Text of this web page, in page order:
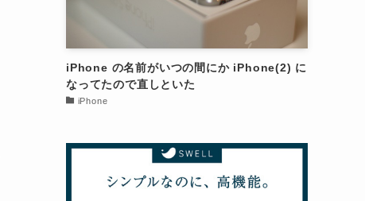
iPhone の名前がいつの間にか iPhone(2) に
なってたので直しといた
iPhone